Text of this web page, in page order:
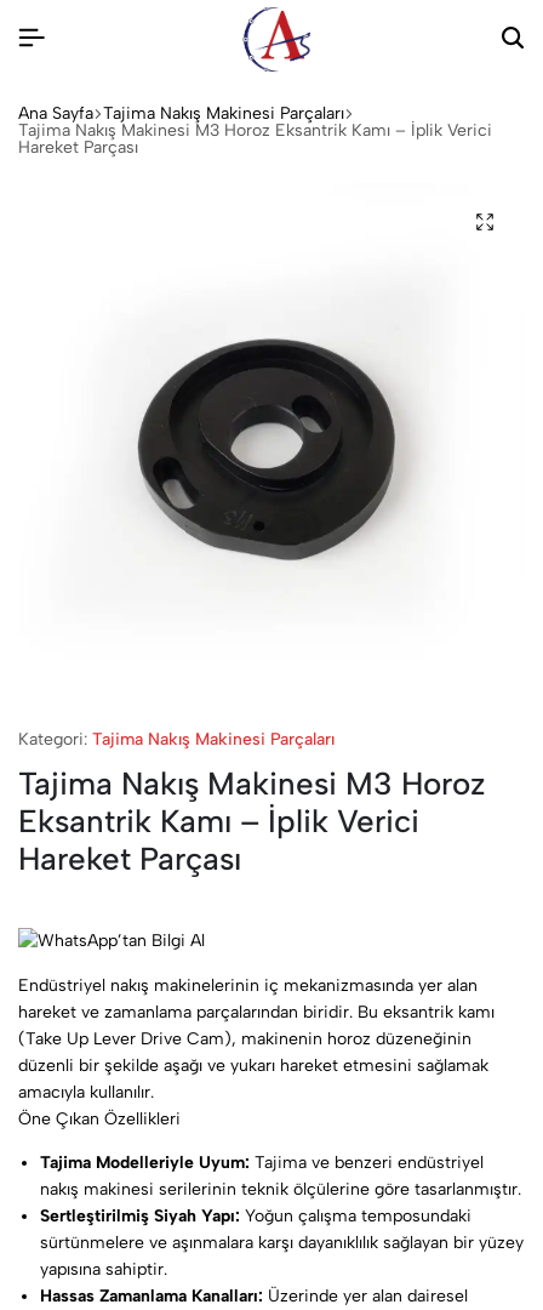
Ana Sayfa Tajima Nakış Makinesi Parçaları
Tajima Nakış Makinesi M3 Horoz Eksantrik Kamı – İplik Verici
Hareket Parçası
Kategori: Tajima Nakış Makinesi Parçaları
Tajima Nakış Makinesi M3 Horoz
Eksantrik Kamı – İplik Verici
Hareket Parçası
Endüstriyel nakış makinelerinin iç mekanizmasında yer alan
hareket ve zamanlama parçalarından biridir. Bu eksantrik kamı
(Take Up Lever Drive Cam), makinenin horoz düzeneğinin
düzenli bir şekilde aşağı ve yukarı hareket etmesini sağlamak
amacıyla kullanılır.
Öne Çıkan Özellikleri
Tajima Modelleriyle Uyum: Tajima ve benzeri endüstriyel
nakış makinesi serilerinin teknik ölçülerine göre tasarlanmıştır.
Sertleştirilmiş Siyah Yapı: Yoğun çalışma temposundaki
sürtünmelere ve aşınmalara karşı dayanıklılık sağlayan bir yüzey
yapısına sahiptir.
Hassas Zamanlama Kanalları: Üzerinde yer alan dairesel